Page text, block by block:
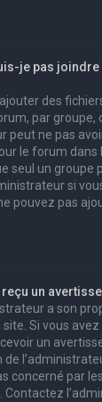
je pas
des
par groupe,
peut ne pas
le forum dans
seul un groupe
si
pouvez pas
un
a son
Si vous
un
de
concerné par
Contactez